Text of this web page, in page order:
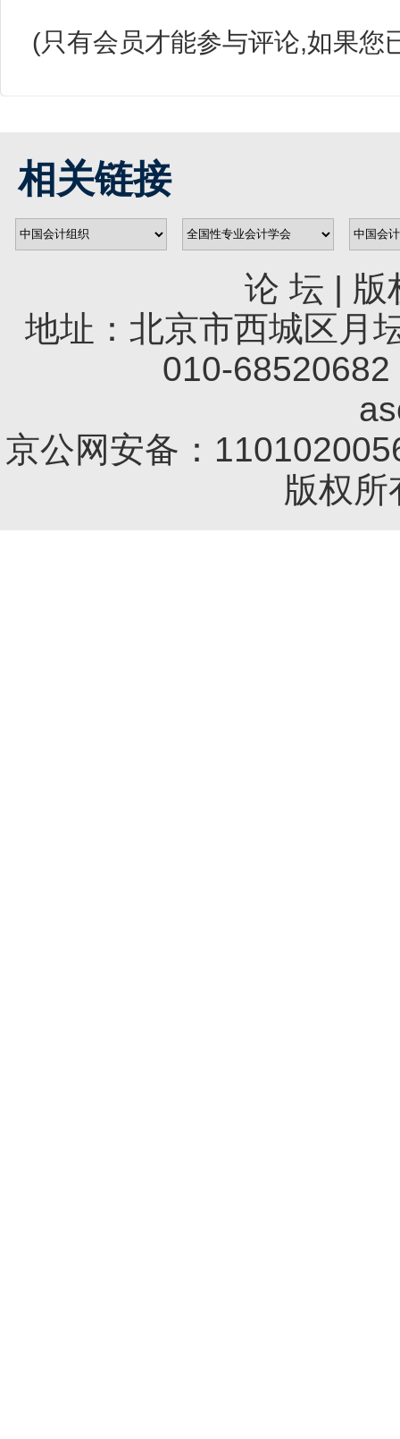
(只有会员才能参与评论,如果您
相关链接
论 坛 | 版
地址：北京市西城区月
010-
京公网安备：
版权